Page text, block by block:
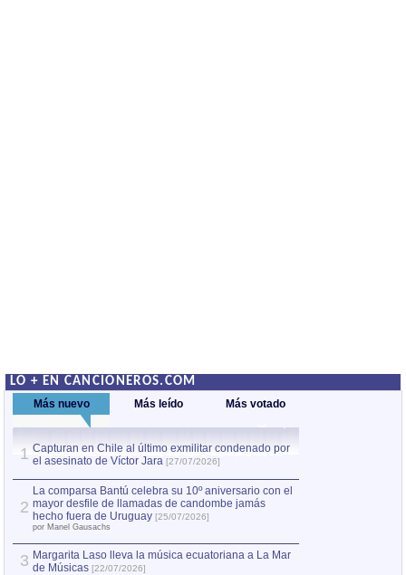
LO + EN CANCIONEROS.COM
Más nuevo Más leído Más votado
1 Capturan en Chile al último exmilitar condenado por
el asesinato de Víctor Jara [27/07/2026]
2
La comparsa Bantú celebra su 10º aniversario con el
mayor desfile de llamadas de candombe jamás
hecho fuera de Uruguay [25/07/2026]
por Manel Gausachs
3 Margarita Laso lleva la música ecuatoriana a La Mar
de Músicas [22/07/2026]